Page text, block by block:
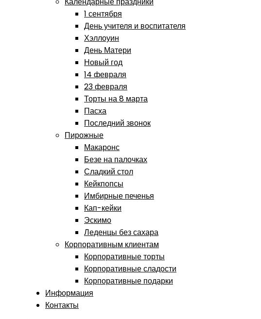
1 сентября
День учителя и воспитателя
Хэллоуин
День Матери
Новый год
14 февраля
23 февраля
Торты на 8 марта
Пасха
Последний звонок
Пирожные
Макаронс
Безе на палочках
Сладкий стол
Кейкпопсы
Имбирные печенья
Кап-кейки
Эскимо
Леденцы без сахара
Корпоративным клиентам
Корпоративные торты
Корпоративные сладости
Корпоративные подарки
Информация
Контакты